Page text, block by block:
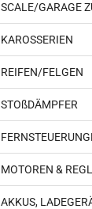
SCALE/GARAGE
KAROSSERIEN
REIFEN/FELGEN
STOßDÄMPFER
MOTOREN &
AKKUS,